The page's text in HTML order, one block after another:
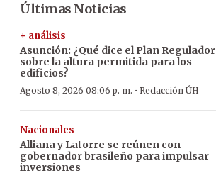
Últimas Noticias
+ análisis
Asunción: ¿Qué dice el Plan Regulador
sobre la altura permitida para los
edificios?
Agosto 8, 2026 08:06 p. m. · Redacción ÚH
Nacionales
Alliana y Latorre se reúnen con
gobernador brasileño para impulsar
inversiones